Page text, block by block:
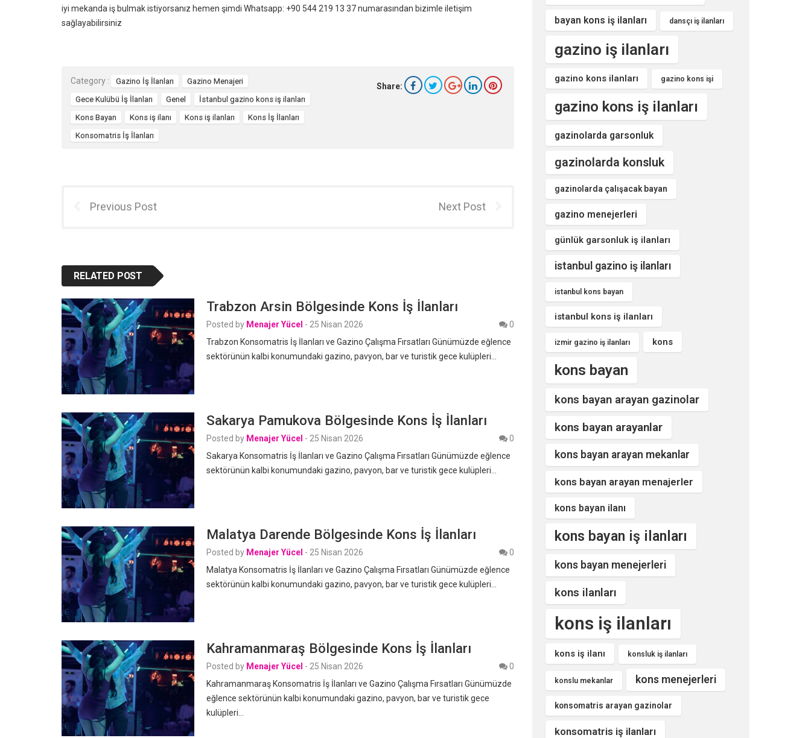
iyi mekanda iş bulmak istiyorsanız hemen şimdi Whatsapp: +90 544 219 13 37 numarasından bizimle iletişim
sağlayabilirsiniz
Category : Gazino İş İlanları
Gazino Menajeri
Gece Kulübü İş İlanları
Genel
İstanbul gazino kons iş ilanları
Kons Bayan
Kons iş ilanı Kons iş ilanları
Kons İş İlanları
Konsomatris İş İlanları
Share:
Previous Post Next Post
RELATED POST
Trabzon Arsin Bölgesinde Kons İş İlanları
Posted by Menajer Yücel - 25 Nisan 2026
0
Trabzon Konsomatris İş İlanları ve Gazino Çalışma Fırsatları Günümüzde eğlence
sektörünün kalbi konumundaki gazino, pavyon, bar ve turistik gece kulüpleri…
Sakarya Pamukova Bölgesinde Kons İş İlanları
Posted by Menajer Yücel - 25 Nisan 2026
0
Sakarya Konsomatris İş İlanları ve Gazino Çalışma Fırsatları Günümüzde eğlence
sektörünün kalbi konumundaki gazino, pavyon, bar ve turistik gece kulüpleri…
Malatya Darende Bölgesinde Kons İş İlanları
Posted by Menajer Yücel - 25 Nisan 2026
0
Malatya Konsomatris İş İlanları ve Gazino Çalışma Fırsatları Günümüzde eğlence
sektörünün kalbi konumundaki gazino, pavyon, bar ve turistik gece kulüpleri…
Kahramanmaraş Bölgesinde Kons İş İlanları
Posted by Menajer Yücel - 25 Nisan 2026
0
Kahramanmaraş Konsomatris İş İlanları ve Gazino Çalışma Fırsatları Günümüzde
eğlence sektörünün kalbi konumundaki gazino, pavyon, bar ve turistik gece
kulüpleri…
bayan kons iş ilanları dansçı iş ilanları
gazino iş ilanları
gazino kons ilanları gazino kons işi
gazino kons iş ilanları
gazinolarda garsonluk
gazinolarda konsluk
gazinolarda çalışacak bayan
gazino menejerleri
günlük garsonluk iş ilanları
istanbul gazino iş ilanları
istanbul kons bayan
istanbul kons iş ilanları
izmir gazino iş ilanları kons
kons bayan
kons bayan arayan gazinolar
kons bayan arayanlar
kons bayan arayan mekanlar
kons bayan arayan menajerler
kons bayan ilanı
kons bayan iş ilanları
kons bayan menejerleri
kons ilanları
kons iş ilanları
kons iş ilanı konsluk iş ilanları
konslu mekanlar kons menejerleri
konsomatris arayan gazinolar
konsomatris iş ilanları